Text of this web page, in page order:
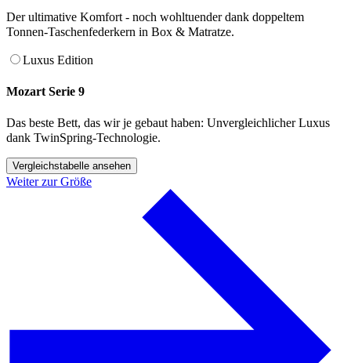
Der ultimative Komfort - noch wohltuender dank doppeltem
Tonnen-Taschenfederkern in Box & Matratze.
Luxus Edition
Mozart Serie 9
Das beste Bett, das wir je gebaut haben: Unvergleichlicher Luxus
dank TwinSpring-Technologie.
Vergleichstabelle ansehen
Weiter zur Größe